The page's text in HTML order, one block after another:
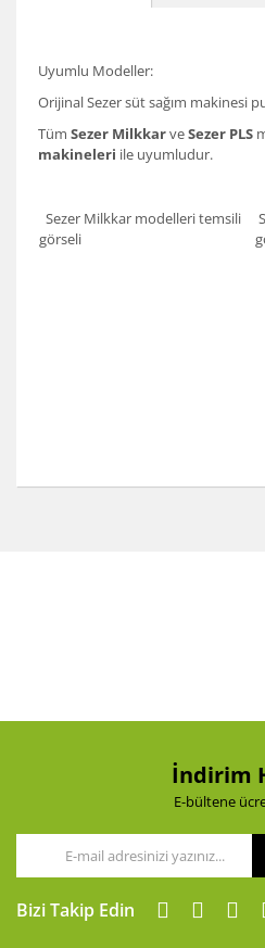
Uyumlu Modeller:
Orijinal Sezer süt sağım makinesi
Tüm Sezer MilkkarveSezer PLS
makineleri ile uyumludur.
Sezer Milkkar modelleri temsili
görseli
Ürün fiyatı diğer sitelerden
İndirim
E-bültene
Bizi Takip Edin